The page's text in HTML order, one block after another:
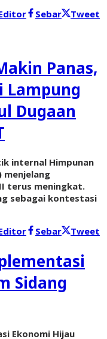
Sebar
Tweet
Panas,
Lampung
Dugaan
internal Himpunan
menjelang
terus meningkat.
sebagai kontestasi
Sebar Tweet
Sidang
Ekonomi Hijau